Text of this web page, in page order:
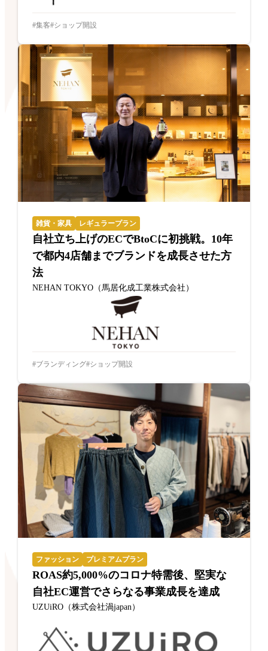
集客 ショップ開設
雑貨・家具 レギュラープラン
自社立ち上げのECでBtoCに初挑戦。10年
で都内4店舗までブランドを成長させた方
法
NEHAN TOKYO（馬居化成工業株式会社）
ブランディング ショップ開設
ファッション プレミアムプラン
ROAS約5,000%のコロナ特需後、堅実な
自社EC運営でさらなる事業成長を達成
UZUiRO（株式会社渦japan）